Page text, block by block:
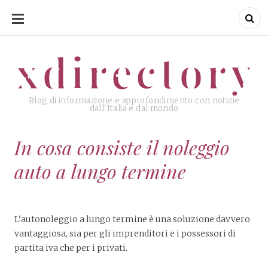
SKIP
CONTENT
xdirectory
Blog di informazione e approfondimento con notizie
dall'Italia e dal mondo
xdirectory
In cosa consiste il noleggio
auto a lungo termine
L’autonoleggio a lungo termine è una soluzione davvero
vantaggiosa, sia per gli imprenditori e i possessori di
partita iva che per i privati.